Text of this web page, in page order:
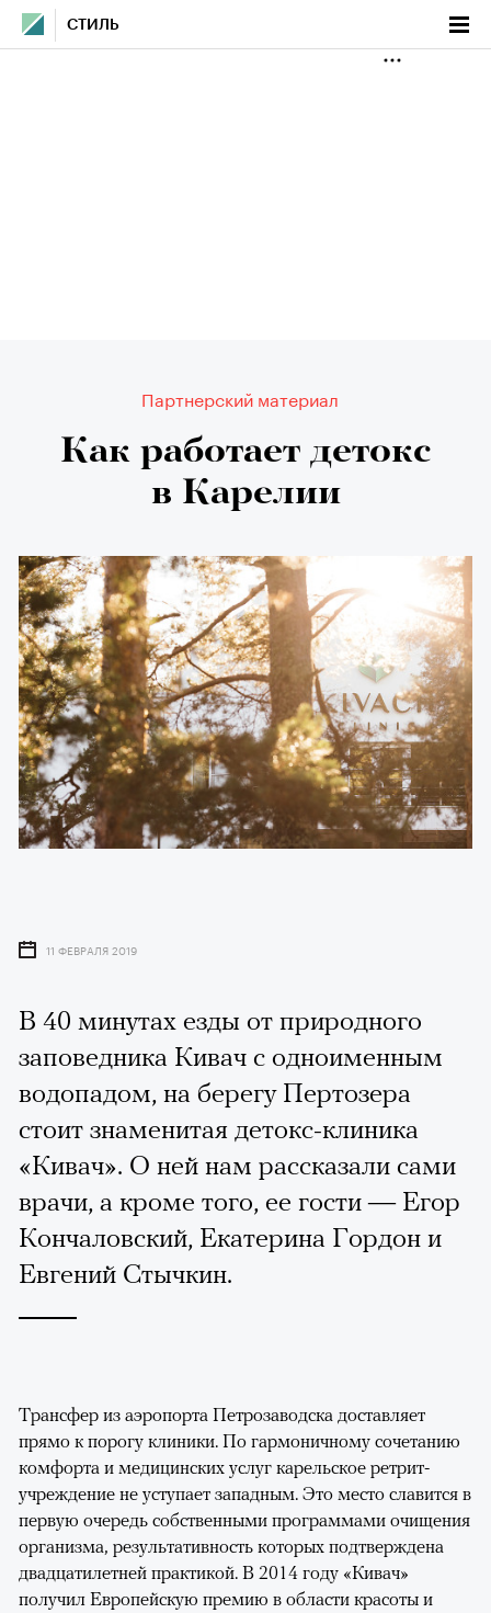
СТИЛЬ
Партнерский материал
Как работает детокс
в Карелии
11 ФЕВРАЛЯ 2019
В 40 минутах езды от природного
заповедника Кивач с одноименным
водопадом, на берегу Пертозера
стоит знаменитая детокс-клиника
«Кивач». О ней нам рассказали сами
врачи, а кроме того, ее гости — Егор
Кончаловский, Екатерина Гордон и
Евгений Стычкин.
​Трансфер из аэропорта Петрозаводска доставляет
прямо к порогу клиники. По гармоничному сочетанию
комфорта и медицинских услуг карельское ретрит-
учреждение не уступает западным. Это место славится в
первую очередь собственными программами очищения
организма, результативность которых подтверждена
двадцатилетней практикой. В 2014 году «Кивач»
получил Европейскую премию в области красоты и